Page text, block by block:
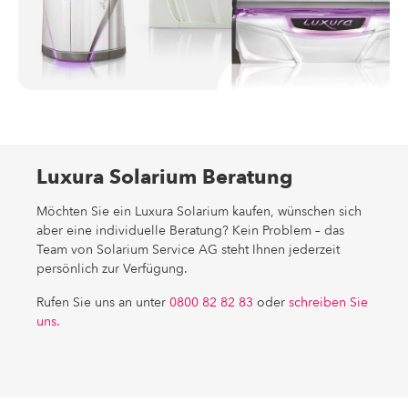
Luxura Solarium Beratung
Möchten Sie ein Luxura Solarium kaufen, wünschen sich
aber eine individuelle Beratung? Kein Problem – das
Team von Solarium Service AG steht Ihnen jederzeit
persönlich zur Verfügung.
Rufen Sie uns an unter0800 82 82 83 oderschreiben Sie
uns.